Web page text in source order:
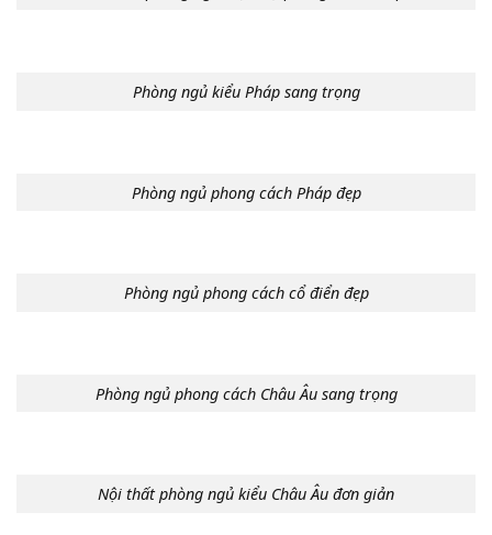
Phòng ngủ kiểu Pháp sang trọng
Phòng ngủ phong cách Pháp đẹp
Phòng ngủ phong cách cổ điển đẹp
Phòng ngủ phong cách Châu Âu sang trọng
Nội thất phòng ngủ kiểu Châu Âu đơn giản